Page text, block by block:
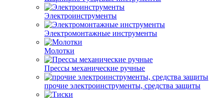
Электроинструменты
Электромонтажные инструменты
Молотки
Прессы механические ручные
прочие электроинструменты, средства защиты